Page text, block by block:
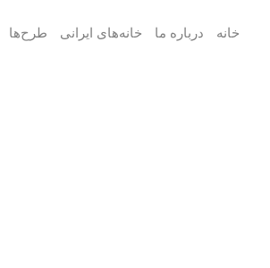
خانه درباره ما خانه‌های ایرانی طرح‌ها